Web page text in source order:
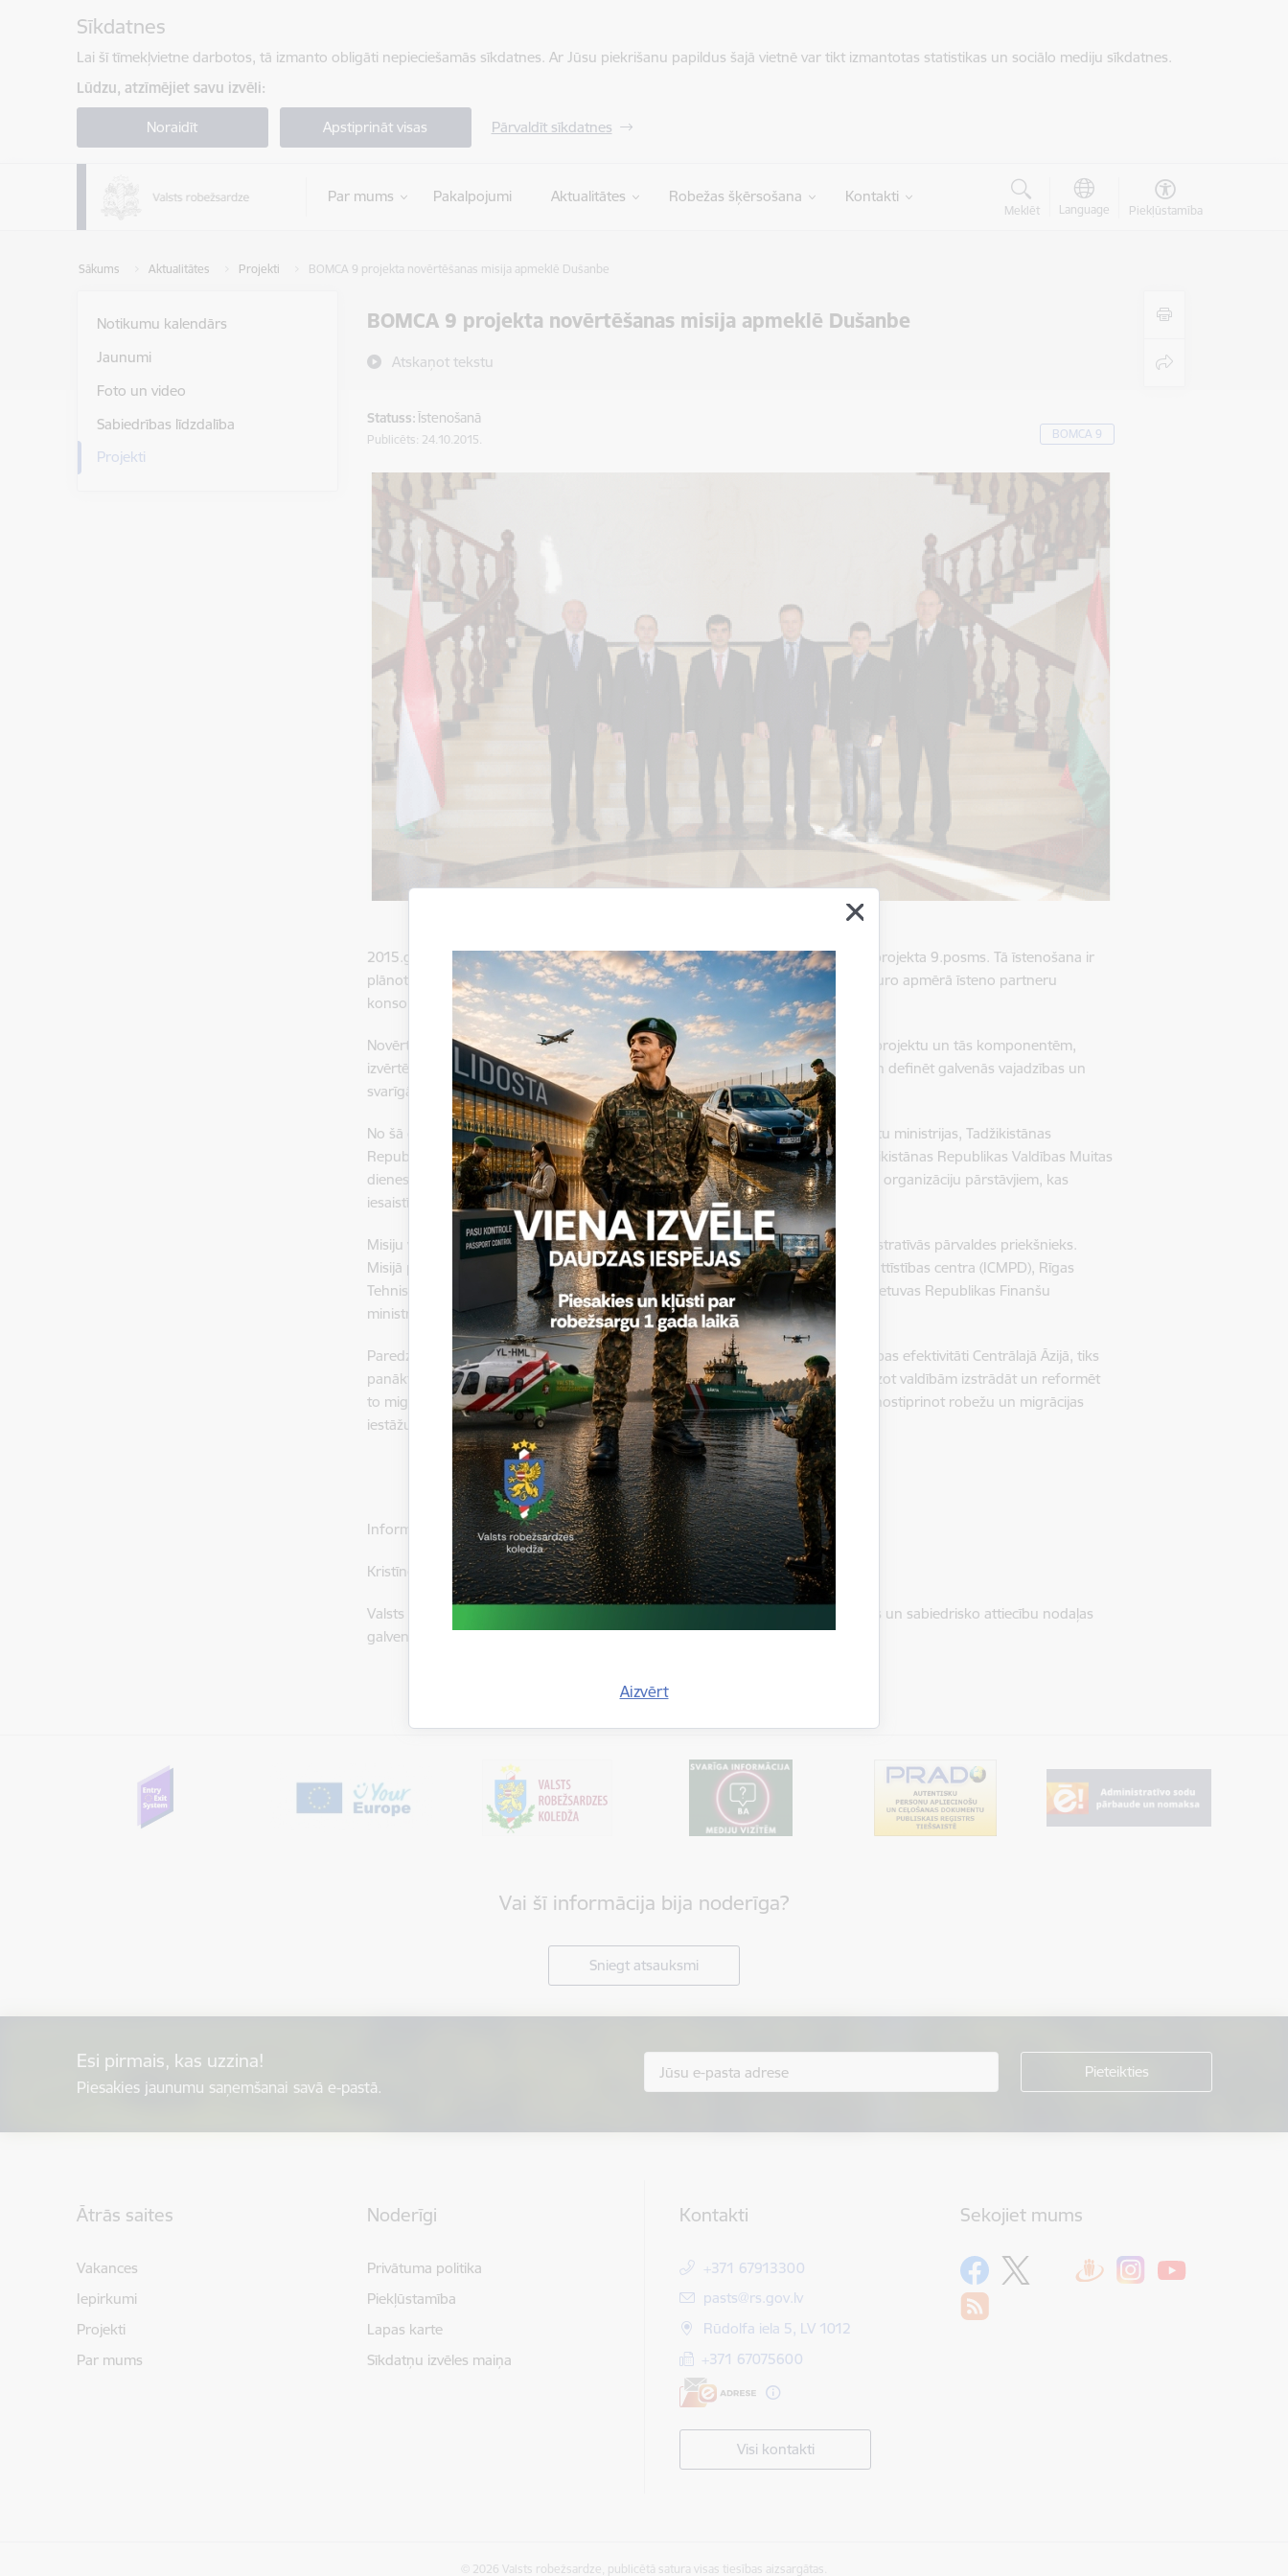
Sīkdatnes
Lai šī tīmekļvietne darbotos, tā izmanto obligāti nepieciešamās sīkdatnes. Ar Jūsu piekrišanu papildus šajā vietnē var tikt izmantotas statistikas un sociālo mediju sīkdatnes.
Lūdzu, atzīmējiet savu izvēli:
Noraidīt Apstiprināt visas Pārvaldīt sīkdatnes
Par mums Pakalpojumi Aktualitātes Robežas šķērsošana Kontakti
Meklēt Language Piekļūstamība
Sākums Aktualitātes Projekti BOMCA 9 projekta novērtēšanas misija apmeklē Dušanbe
BOMCA 9 projekta novērtēšanas misija apmeklē Dušanbe
Atskaņot tekstu
Aizvērt
Notikumu kalendārs
Jaunumi
Foto un video
Sabiedrības līdzdalība
Projekti
Statuss:Īstenošanā
Publicēts: 24.10.2015. BOMCA 9
2015.gada jūnijā ar Eiropas Savienības finansiālu atbalstu tika uzsākts BOMCA projekta 9.posms. Tā īstenošana ir
plānota 36 mēnešu laikā. Projekta 9.posmu ar kopējo budžetu gandrīz 5 milj. euro apmērā īsteno partneru
konsorcijs Latvijas Valsts robežsardzes vadībā.
Novērtējuma misijas mērķis bija iepazīstināt galvenās mērķa grupas ar BOMCA projektu un tās komponentēm,
izvērtēt pašreizējo situāciju kopā ar Tadžikistānas Republikas mērķa iestādēm un definēt galvenās vajadzības un
svarīgākās jomas, uz kurām vērsts projekts.
No šā gada 20. līdz 23.oktobrim Dušanbe ir notikušas vairākas tikšanās ar Ārlietu ministrijas, Tadžikistānas
Republikas Nacionālās drošības valsts komitejas Robežapsardzības spēku, Tadžikistānas Republikas Valdības Muitas
dienesta, Migrācijas dienesta pārstāvjiem, kā arī notika tikšanās ar starptautisko organizāciju pārstāvjiem, kas
iesaistītas robežu pārvaldības jomā (EDSO, IOM un UNHCR).
Misiju vadīja pulkvedis Zaguzovs, Latvija Republikas Valsts robežsardzes Administratīvās pārvaldes priekšnieks.
Misijā piedalījās: Latvijas Valsts robežsardzes, Starptautiskā Migrācijas Politikas attīstības centra (ICMPD), Rīgas
Tehniskās universitātes Starptautisko ekonomisko sakaru un muitas institūta, Lietuvas Republikas Finanšu
ministrijas Muitas departamenta pārstāvji.
Paredzams, ka projekta šā posma vispārējais mērķis - palielināt robežu pārvaldības efektivitāti Centrālajā Āzijā, tiks
panākts, ieviešot integrētās robežu pārvaldības (IBM) papildus elementus, palīdzot valdībām izstrādāt un reformēt
to migrācijas pārvaldību, mobilitāti un tirdzniecības veicināšanas politiku, kā arī nostiprinot robežu un migrācijas
iestāžu kapacitātes.
Informāciju sagatavoja:
Kristīne Pētersone
Valsts robežsardzes Galvenās pārvaldes Administratīvās pārvaldes Koordinācijas un sabiedrisko attiecību nodaļas
galvenā inspektore tālrunis 67075739, 28364592
Vai šī informācija bija noderīga?
Sniegt atsauksmi
Esi pirmais, kas uzzina!
Piesakies jaunumu saņemšanai savā e-pastā.
Ātrās saites
Vakances
Iepirkumi
Projekti
Par mums
Noderīgi
Privātuma politika
Piekļūstamība
Lapas karte
Sīkdatņu izvēles maiņa
Kontakti
+371 67913300
E-pasts:
pasts@rs.gov.lv
Rūdolfa iela 5, LV 1012
+371 67075600
Visi kontakti
Sekojiet mums
© 2026 Valsts robežsardze, publicētā satura visas tiesības aizsargātas.